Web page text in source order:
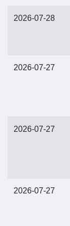
2026-07-28
2026-07-27
2026-07-27
2026-07-27